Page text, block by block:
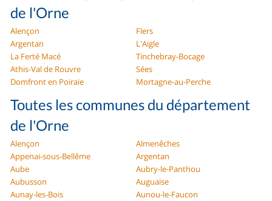
de l'Orne
Alençon
Flers
Argentan
L'Aigle
La Ferté Macé
Tinchebray-Bocage
Athis-Val de Rouvre
Sées
Domfront en Poiraie
Mortagne-au-Perche
Toutes les communes du département
de l'Orne
Alençon
Almenêches
Appenai-sous-Bellême
Argentan
Aube
Aubry-le-Panthou
Aubusson
Auguaise
Aunay-les-Bois
Aunou-le-Faucon